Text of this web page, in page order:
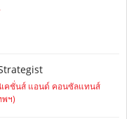
คชั่นส์ แอนด์ คอนซัลแทนส์
พฯ)